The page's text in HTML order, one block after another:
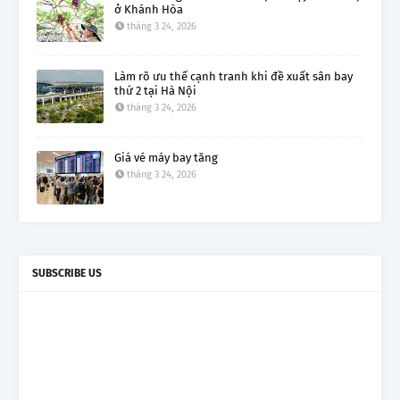
ở Khánh Hòa
tháng 3 24, 2026
Làm rõ ưu thế cạnh tranh khi đề xuất sân bay
thứ 2 tại Hà Nội
tháng 3 24, 2026
Giá vé máy bay tăng
tháng 3 24, 2026
SUBSCRIBE US